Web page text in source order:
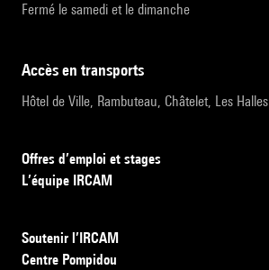
Fermé le samedi et le dimanche
accès en transports
Hôtel de Ville, Rambuteau, Châtelet, Les Halles
Offres d’emploi et stages
L’équipe IRCAM
Soutenir l’IRCAM
Centre Pompidou